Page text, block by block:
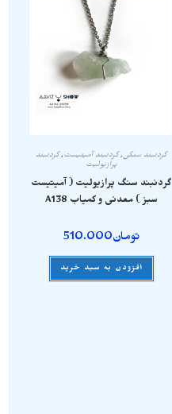
گردنبند سنگی,گردنبند آمیتیست,گردنبند
پرازیولیت
گردنبند سنگ پرازیولیت ( آمیتیست
سبز ) معدنی و کمیاب A138
تومان510.000
افزودن به سبد خرید